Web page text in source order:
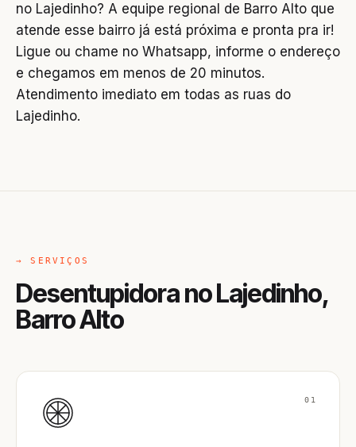
no Lajedinho? A equipe regional de Barro Alto que
atende esse bairro já está próxima e pronta pra ir!
Ligue ou chame no Whatsapp, informe o endereço
e chegamos em menos de 20 minutos.
Atendimento imediato em todas as ruas do
Lajedinho.
→ SERVIÇOS
Desentupidora no Lajedinho,
Barro Alto
01